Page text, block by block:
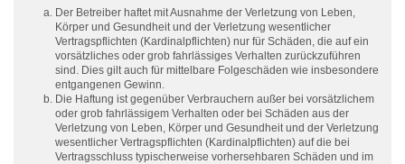
Der Betreiber haftet mit Ausnahme der Verletzung von Leben,
Körper und Gesundheit und der Verletzung wesentlicher
Vertragspflichten (Kardinalpflichten) nur für Schäden, die auf ein
vorsätzliches oder grob fahrlässiges Verhalten zurückzuführen
sind. Dies gilt auch für mittelbare Folgeschäden wie insbesondere
entgangenen Gewinn.
Die Haftung ist gegenüber Verbrauchern außer bei vorsätzlichem
oder grob fahrlässigem Verhalten oder bei Schäden aus der
Verletzung von Leben, Körper und Gesundheit und der Verletzung
wesentlicher Vertragspflichten (Kardinalpflichten) auf die bei
Vertragsschluss typischerweise vorhersehbaren Schäden und im